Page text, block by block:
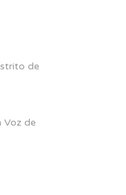
de
Voz de